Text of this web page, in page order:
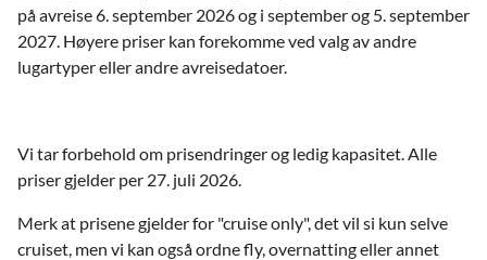
på avreise 6. september 2026 og i september og 5. september
2027. Høyere priser kan forekomme ved valg av andre
lugartyper eller andre avreisedatoer.
Vi tar forbehold om prisendringer og ledig kapasitet. Alle
priser gjelder per 27. juli 2026.
Merk at prisene gjelder for "cruise only", det vil si kun selve
cruiset, men vi kan også ordne fly, overnatting eller annet